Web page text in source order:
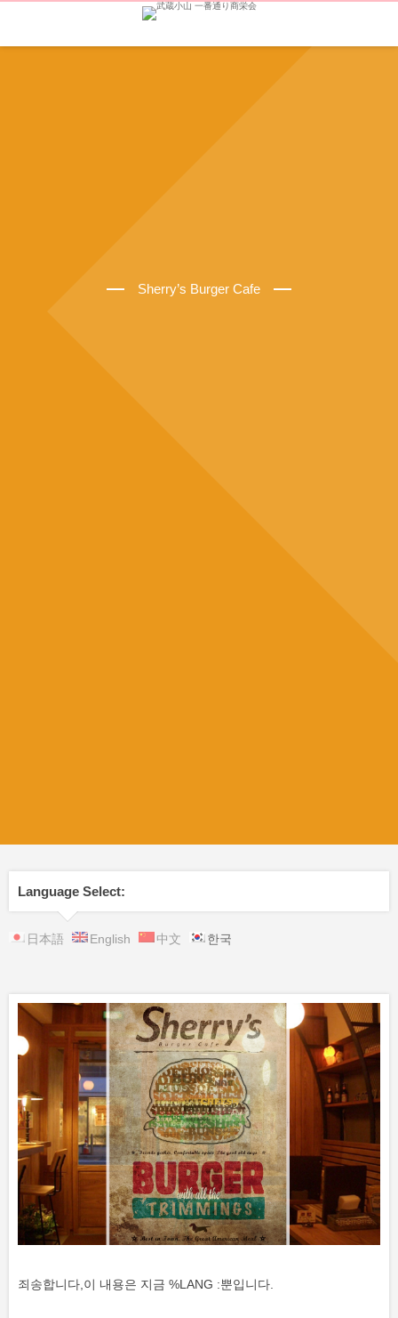
Sherry’s Burger Cafe
Language Select:
日本語 English 中文 한국
죄송합니다,이 내용은 지금 %LANG :뿐입니다.